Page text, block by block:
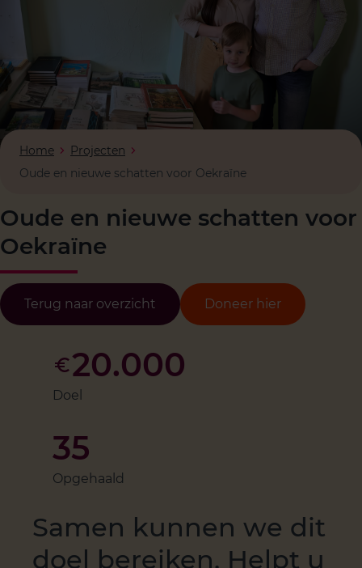
Home
Projecten
Oude en nieuwe schatten voor Oekraïne
Oude en nieuwe schatten voor
Oekraïne
Terug naar overzicht Doneer hier
20.000
Doel
35
Opgehaald
Samen kunnen we dit
doel bereiken. Helpt u